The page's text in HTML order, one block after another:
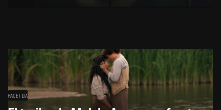
HACE 1 DÍA